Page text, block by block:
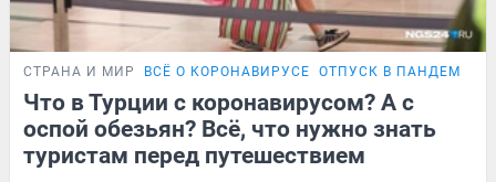
СТРАНА И МИР ВСЁ О КОРОНАВИРУСЕ ОТПУСК В ПАНДЕМИЮ
Что в Турции с коронавирусом? А с
оспой обезьян? Всё, что нужно знать
туристам перед путешествием